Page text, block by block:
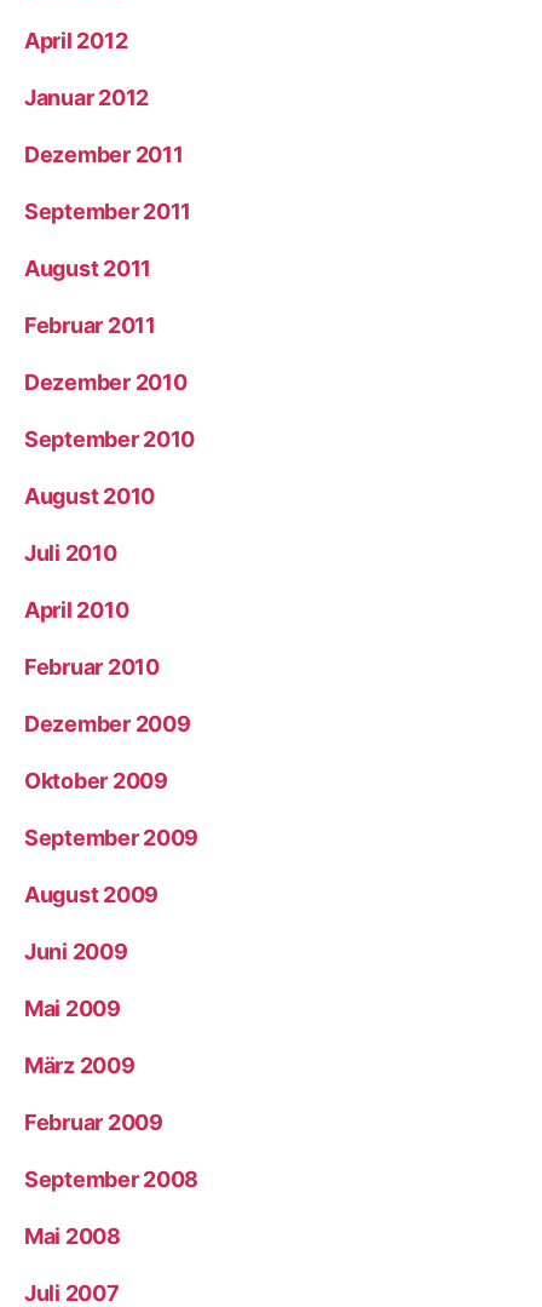
April 2012
Januar 2012
Dezember 2011
September 2011
August 2011
Februar 2011
Dezember 2010
September 2010
August 2010
Juli 2010
April 2010
Februar 2010
Dezember 2009
Oktober 2009
September 2009
August 2009
Juni 2009
Mai 2009
März 2009
Februar 2009
September 2008
Mai 2008
Juli 2007